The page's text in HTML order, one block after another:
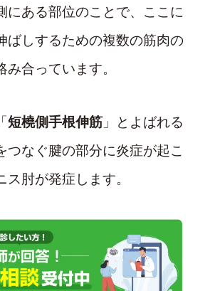
にある部位のことで、ここに
ばしするための複数の筋肉の
み合っています。
短橈側手根伸筋」とよばれる
つなぐ腱の部分に炎症が起こ
ス肘が発症します。